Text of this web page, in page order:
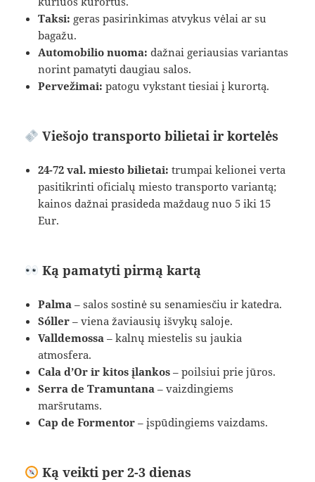
Taksi: geras pasirinkimas atvykus vėlai ar su
bagažu.
Automobilio nuoma: dažnai geriausias variantas
norint pamatyti daugiau salos.
Pervežimai: patogu vykstant tiesiai į kurortą.
Viešojo transporto bilietai ir kortelės
24-72 val. miesto bilietai: trumpai kelionei verta
pasitikrinti oficialų miesto transporto variantą;
kainos dažnai prasideda maždaug nuo 5 iki 15
Eur.
Ką pamatyti pirmą kartą
Palma – salos sostinė su senamiesčiu ir katedra.
Sóller – viena žaviausių išvykų saloje.
Valldemossa – kalnų miestelis su jaukia
atmosfera.
Cala d’Or ir kitos įlankos – poilsiui prie jūros.
Serra de Tramuntana – vaizdingiems
maršrutams.
Cap de Formentor – įspūdingiems vaizdams.
Ką veikti per 2-3 dienas